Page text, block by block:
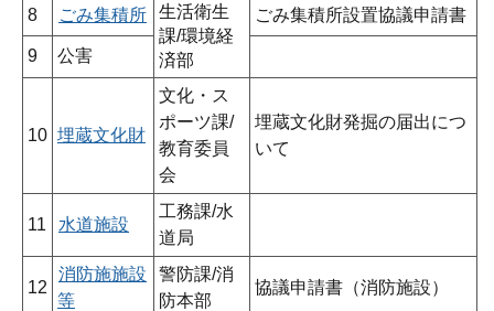
8 ごみ集積所
生活衛生
課/環境経
済部
ごみ集積所設置協議申請書
9 公害
10 埋蔵文化財
文化・ス
ポーツ課/
教育委員
会
埋蔵文化財発掘の届出につ
いて
11 水道施設
工務課/水
道局
12
消防施施設
等
警防課/消
防本部
協議申請書（消防施設）